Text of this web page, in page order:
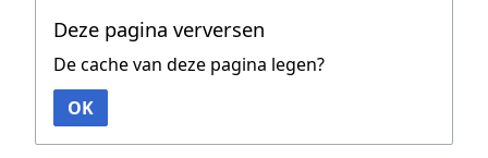
Deze pagina verversen
De cache van deze pagina legen?
OK